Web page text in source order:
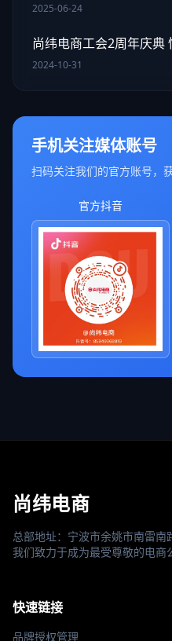
2025-06-24
尚纬电商工会2周年庆典
2024-10-31
手机关注媒体账号
扫码关注我们的官方账号，
官方抖音
尚纬电商
总部地址：宁波市余姚市南雷南
我们致力于成为最受尊敬的电商
快速链接
品牌授权管理